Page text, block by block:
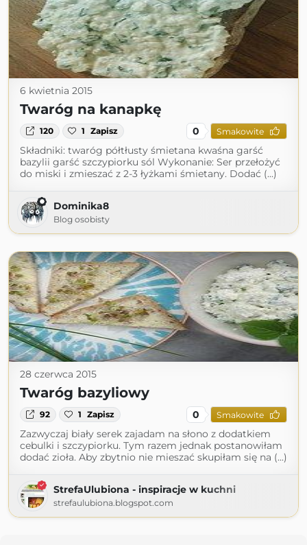
6 kwietnia 2015
Twaróg na kanapkę
120 1 Zapisz 0 Smakowite
Składniki: twaróg półtłusty śmietana kwaśna garść
bazylii garść szczypiorku sól Wykonanie: Ser przełożyć
do miski i zmieszać z 2-3 łyżkami śmietany. Dodać (...)
Dominika8
Blog osobisty
28 czerwca 2015
Twaróg bazyliowy
92 1 Zapisz 0 Smakowite
Zazwyczaj biały serek zajadam na słono z dodatkiem
cebulki i szczypiorku. Tym razem jednak postanowiłam
dodać zioła. Aby zbytnio nie mieszać skupiłam się na (...)
StrefaUlubiona - inspiracje w kuchni
strefaulubiona.blogspot.com